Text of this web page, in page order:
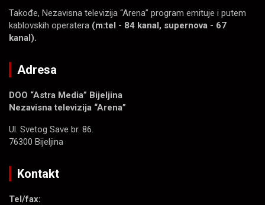
Takođe, Nezavisna televizija “Arena” program emituje i putem
kablovskih operatera (m:tel - 84 kanal, supernova - 67
kanal).
Adresa
DOO “Astra Media” Bijeljina
Nezavisna televizija “Arena”
Ul. Svetog Save br. 86.
76300 Bijeljina
Kontakt
Tel/fax: